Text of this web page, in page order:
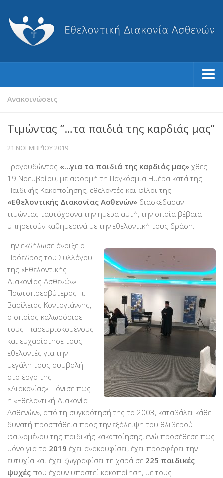
Ποιοι Είμαστε
Η Ιστορία μας
Ο Σύλλογος
Το Διοικητικό Συμβούλιο
Καταστατικό
Ισολογισμοί-Απολογισμοί
Βραβεύσεις
Βραβεύσεις
Εθελοντές
Γίνε εθελοντής
Εκπαίδευση
Θεωρητική
Πρακτική
Υποστήριξη
Εποπτεία
Ομάδες Στήριξης
Εμπειρίες
Μικρές ιστορίες
Στήριξέ μας
Με τραπεζική κατάθεση
PayPal
Δράσεις
Ανακοινώσεις
Τιμώντας “…τα παιδιά της καρδιάς μας”
21 ΝΟΕΜΒΡΊΟΥ 2019
Τραγουδώντας «…για τα παιδιά της καρδιάς μας» χθες
19 Νοεμβρίου, με αφορμή τη Παγκόσμια Ημέρα κατά της
Παιδικής Κακοποίησης, εθελοντές και φίλοι της
«Εθελοντικής Διακονίας Ασθενών» διασκέδασαν
τιμώντας ταυτόχρονα την ημέρα αυτή, την οποία βέβαια
υπηρετούν καθημερινά με την εθελοντική τους δράση.
Την εκδήλωσε άνοιξε ο
Πρόεδρος του Συλλόγου
της «Εθελοντικής
Διακονίας Ασθενών»
Πρωτοπρεσβύτερος π.
Βασίλειος Κοντογιάννης,
ο οποίος καλωσόρισε
τους παρευρισκομένους
και ευχαρίστησε τους
εθελοντές για την
μεγάλη τους συμβολή
στο έργο της
«Διακονίας». Τόνισε πως
η «Εθελοντική Διακονία
Ασθενών», από τη συγκρότησή της το 2003, καταβάλει κάθε
δυνατή προσπάθεια προς την εξάλειψη του θλιβερού
φαινομένου της παιδικής κακοποίησης, ενώ προσέθεσε πως
μόνο για το 2019 έχει ανακουφίσει, έχει προσφέρει την
ευτυχία και έχει ζωγραφίσει τη χαρά σε 225 παιδικές
ψυχές που έχουν υποστεί κακοποίηση, με τους